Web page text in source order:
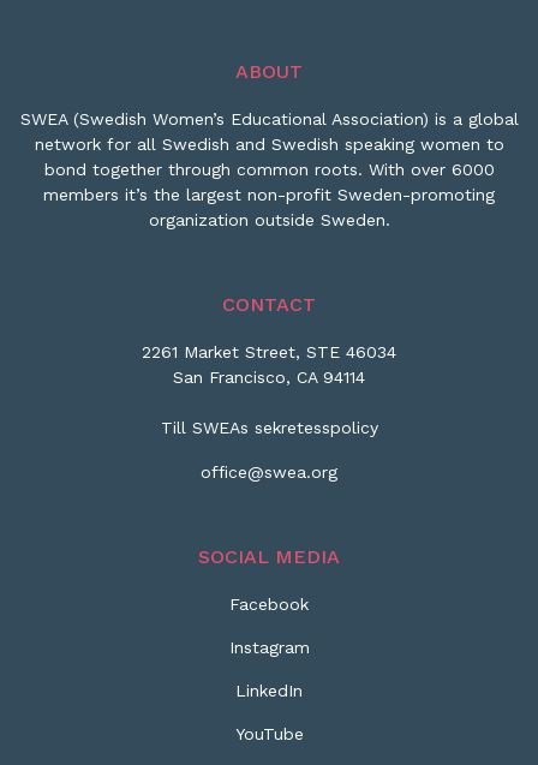
ABOUT
SWEA (Swedish Women’s Educational Association) is a global
network for all Swedish and Swedish speaking women to
bond together through common roots. With over 6000
members it’s the largest non-profit Sweden-promoting
organization outside Sweden.
CONTACT
2261 Market Street, STE 46034
San Francisco, CA 94114
Till SWEAs sekretesspolicy
office@swea.org
SOCIAL MEDIA
Facebook
Instagram
LinkedIn
YouTube